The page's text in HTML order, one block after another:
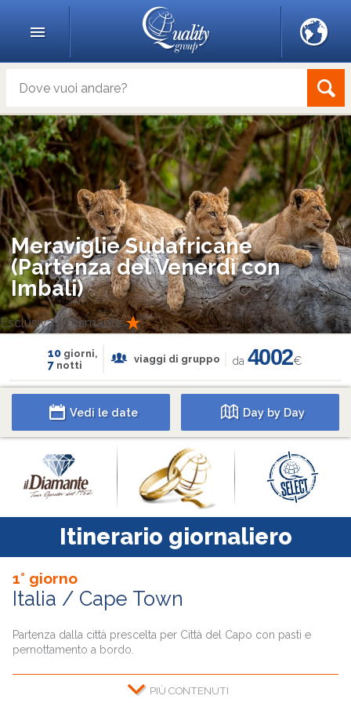
Meraviglie Sudafricane
(Partenza del Venerdì con
Imbali)
Esclusiva il Diamante
10 giorni,
7 notti
viaggi di gruppo da 4002€
Vedi le date Day by Day
Itinerario giornaliero
1° giorno
Italia / Cape Town
Partenza dalla città prescelta per Città del Capo con pasti e
pernottamento a bordo.
CONTENUTI